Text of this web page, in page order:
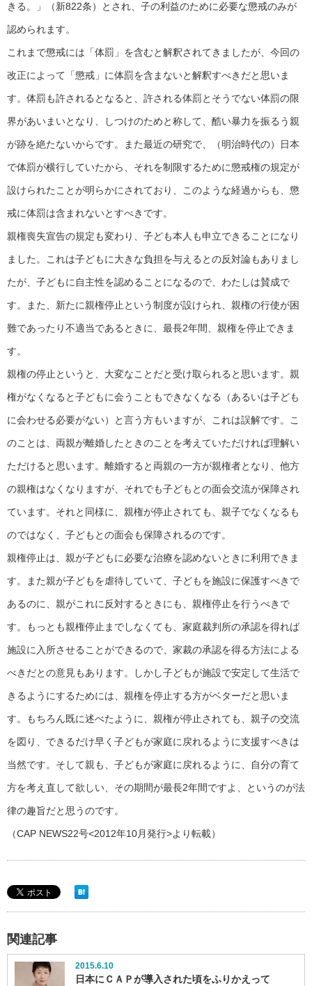
きる。」（新822条）とされ、子の利益のために必要な懲戒のみが
認められます。
これまで懲戒には「体罰」を含むと解釈されてきましたが、今回の
改正によって「懲戒」に体罰を含まないと解釈すべきだと思いま
す。体罰も許されるとなると、許される体罰とそうでない体罰の限
界があいまいとなり、しつけのためと称して、酷い暴力を振るう親
が跡を絶たないからです。また最近の研究で、（明治時代の）日本
で体罰が横行していたから、それを制限するために懲戒権の規定が
設けられたことが明らかにされており、このような経過からも、懲
戒に体罰は含まれないとすべきです。
親権喪失宣告の規定も変わり、子ども本人も申立できることになり
ました。これは子どもに大きな負担を与えるとの反対論もありまし
たが、子どもに自主性を認めることになるので、わたしは賛成で
す。また、新たに親権停止という制度が設けられ、親権の行使が困
難であったり不適当であるときに、最長2年間、親権を停止できま
す。
親権の停止というと、大変なことだと受け取られると思います。親
権がなくなると子どもに会うこともできなくなる（あるいは子ども
に会わせる必要がない）と言う方もいますが、これは誤解です。こ
のことは、両親が離婚したときのことを考えていただければ理解い
ただけると思います。離婚すると両親の一方が親権者となり、他方
の親権はなくなりますが、それでも子どもとの面会交流が保障され
ています。それと同様に、親権が停止されても、親子でなくなるも
のではなく、子どもとの面会も保障されるのです。
親権停止は、親が子どもに必要な治療を認めないときに利用できま
す。また親が子どもを虐待していて、子どもを施設に保護すべきで
あるのに、親がこれに反対するときにも、親権停止を行うべきで
す。もっとも親権停止までしなくても、家庭裁判所の承認を得れば
施設に入所させることができるので、家裁の承認を得る方法による
べきだとの意見もあります。しかし子どもが施設で安定して生活で
きるようにするためには、親権を停止する方がベターだと思いま
す。もちろん既に述べたように、親権が停止されても、親子の交流
を図り、できるだけ早く子どもが家庭に戻れるように支援すべきは
当然です。そして親も、子どもが家庭に戻れるように、自分の育て
方を考え直して欲しい、その期間が最長2年間ですよ、というのが法
律の趣旨だと思うのです。
（CAP NEWS22号<2012年10月発行>より転載）
関連記事
2015.6.10
日本にＣＡＰが導入された頃をふりかえって